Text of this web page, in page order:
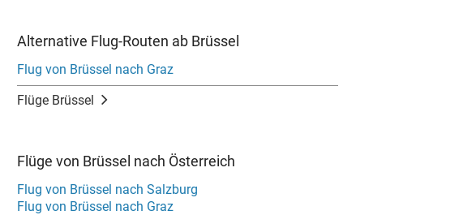
Alternative Flug-Routen ab Brüssel
Flug von Brüssel nach Graz
Flüge Brüssel
Flüge von Brüssel nach Österreich
Flug von Brüssel nach Salzburg
Flug von Brüssel nach Graz